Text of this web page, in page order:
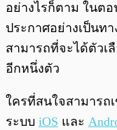
อย่างไรก็ตาม ในต
ประกาศอย่างเป็นท
สามารถที่จะได้ตัวเ
อีกหนึ่งตัว
ใครที่สนใจสามารถ
ระบบ iOS และ